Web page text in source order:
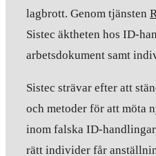
lagbrott. Genom tjänsten
Sistec äktheten hos ID-
arbetsdokument samt
Sistec strävar efter att
och metoder för att möta
inom falska ID-
rätt individer får